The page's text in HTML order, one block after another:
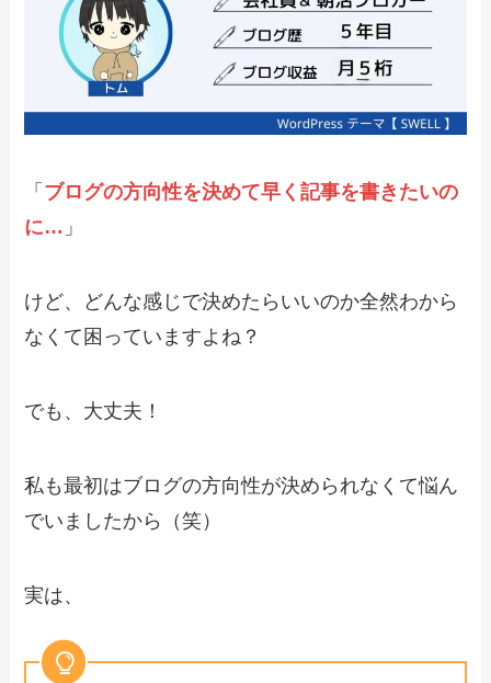
「 ブログの方向性を決めて早く記事を書きたいの
に… 」
けど、どんな感じで決めたらいいのか全然わから
なくて困っていますよね？
でも、大丈夫！
私も最初はブログの方向性が決められなくて悩ん
でいましたから（笑）
実は、